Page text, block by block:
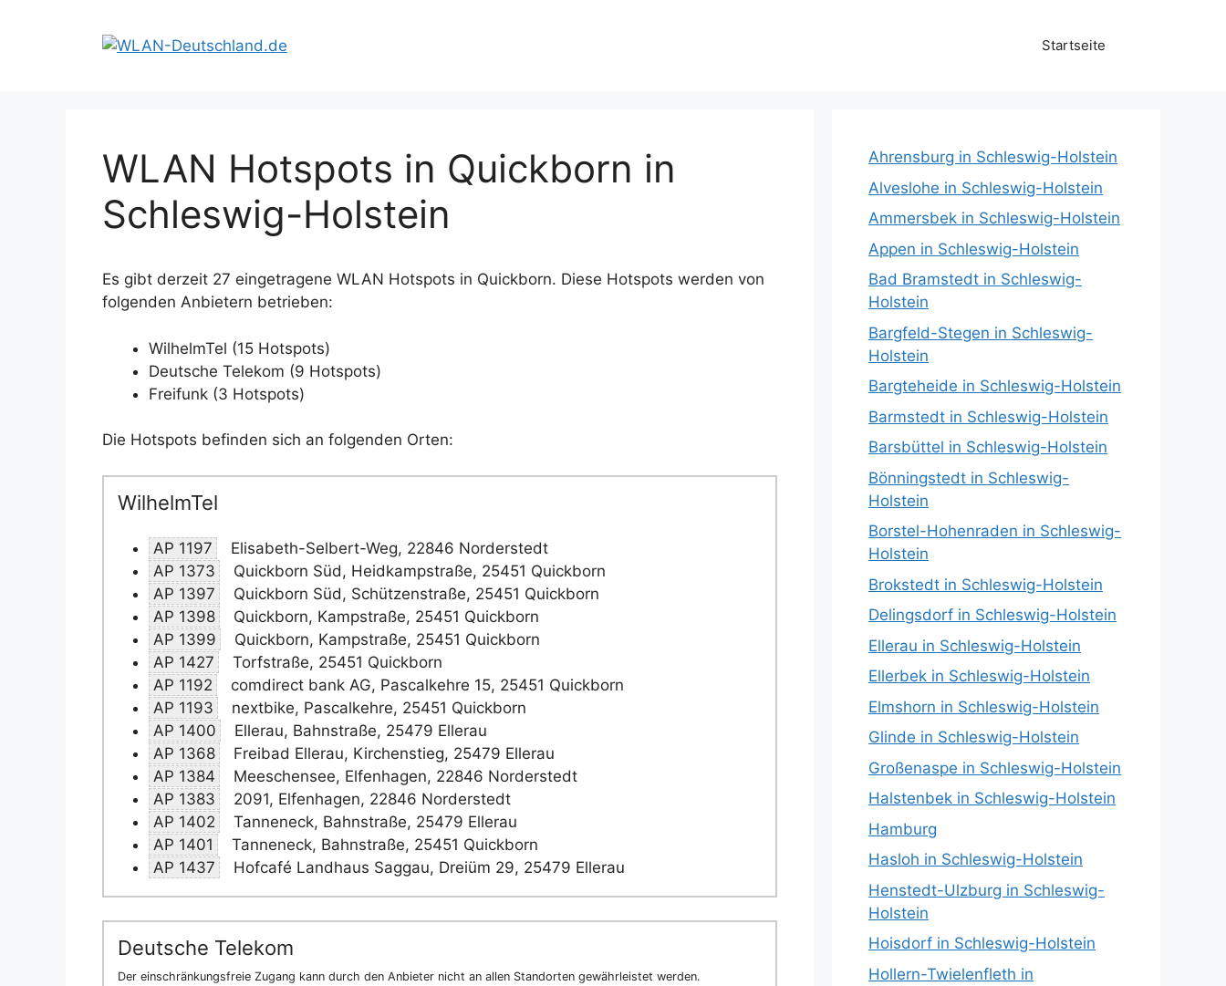
Startseite
WLAN Hotspots in Quickborn in
Schleswig-Holstein
Es gibt derzeit 27 eingetragene WLAN Hotspots in Quickborn. Diese Hotspots werden von
folgenden Anbietern betrieben:
WilhelmTel (15 Hotspots)
Deutsche Telekom (9 Hotspots)
Freifunk (3 Hotspots)
Die Hotspots befinden sich an folgenden Orten:
WilhelmTel
AP 1197
Elisabeth-Selbert-Weg, 22846 Norderstedt
AP 1373
Quickborn Süd, Heidkampstraße, 25451 Quickborn
AP 1397
Quickborn Süd, Schützenstraße, 25451 Quickborn
AP 1398
Quickborn, Kampstraße, 25451 Quickborn
AP 1399
Quickborn, Kampstraße, 25451 Quickborn
AP 1427
Torfstraße, 25451 Quickborn
AP 1192
comdirect bank AG, Pascalkehre 15, 25451 Quickborn
AP 1193
nextbike, Pascalkehre, 25451 Quickborn
AP 1400
Ellerau, Bahnstraße, 25479 Ellerau
AP 1368
Freibad Ellerau, Kirchenstieg, 25479 Ellerau
AP 1384
Meeschensee, Elfenhagen, 22846 Norderstedt
AP 1383
2091, Elfenhagen, 22846 Norderstedt
AP 1402
Tanneneck, Bahnstraße, 25479 Ellerau
AP 1401
Tanneneck, Bahnstraße, 25451 Quickborn
AP 1437
Hofcafé Landhaus Saggau, Dreiüm 29, 25479 Ellerau
Deutsche Telekom
Der einschränkungsfreie Zugang kann durch den Anbieter nicht an allen Standorten gewährleistet werden.
Ahrensburg in Schleswig-Holstein
Alveslohe in Schleswig-Holstein
Ammersbek in Schleswig-Holstein
Appen in Schleswig-Holstein
Bad Bramstedt in Schleswig-
Holstein
Bargfeld-Stegen in Schleswig-
Holstein
Bargteheide in Schleswig-Holstein
Barmstedt in Schleswig-Holstein
Barsbüttel in Schleswig-Holstein
Bönningstedt in Schleswig-
Holstein
Borstel-Hohenraden in Schleswig-
Holstein
Brokstedt in Schleswig-Holstein
Delingsdorf in Schleswig-Holstein
Ellerau in Schleswig-Holstein
Ellerbek in Schleswig-Holstein
Elmshorn in Schleswig-Holstein
Glinde in Schleswig-Holstein
Großenaspe in Schleswig-Holstein
Halstenbek in Schleswig-Holstein
Hamburg
Hasloh in Schleswig-Holstein
Henstedt-Ulzburg in Schleswig-
Holstein
Hoisdorf in Schleswig-Holstein
Hollern-Twielenfleth in